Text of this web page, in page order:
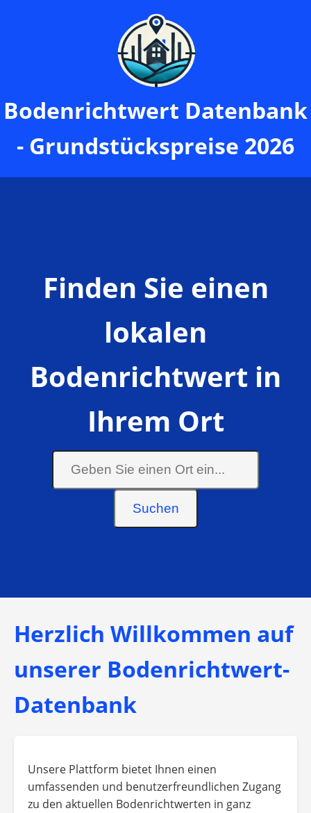
Bodenrichtwert Datenbank
- Grundstückspreise 2026
Finden Sie einen
lokalen
Bodenrichtwert in
Ihrem Ort
Herzlich Willkommen auf
unserer Bodenrichtwert-
Datenbank
Unsere Plattform bietet Ihnen einen
umfassenden und benutzerfreundlichen Zugang
zu den aktuellen Bodenrichtwerten in ganz